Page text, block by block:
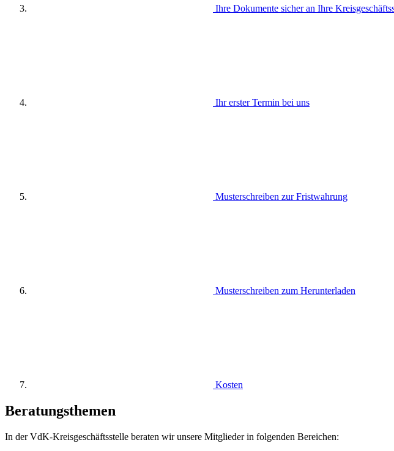
Ihre Dokumente sicher an Ihre
Ihr erster Termin bei uns
Musterschreiben zur Fristwahrung
Musterschreiben zum Herunterladen
Kosten
Beratungsthemen
In der VdK-Kreisgeschäftsstelle beraten wir unsere Mitglieder in folgenden Bereichen: